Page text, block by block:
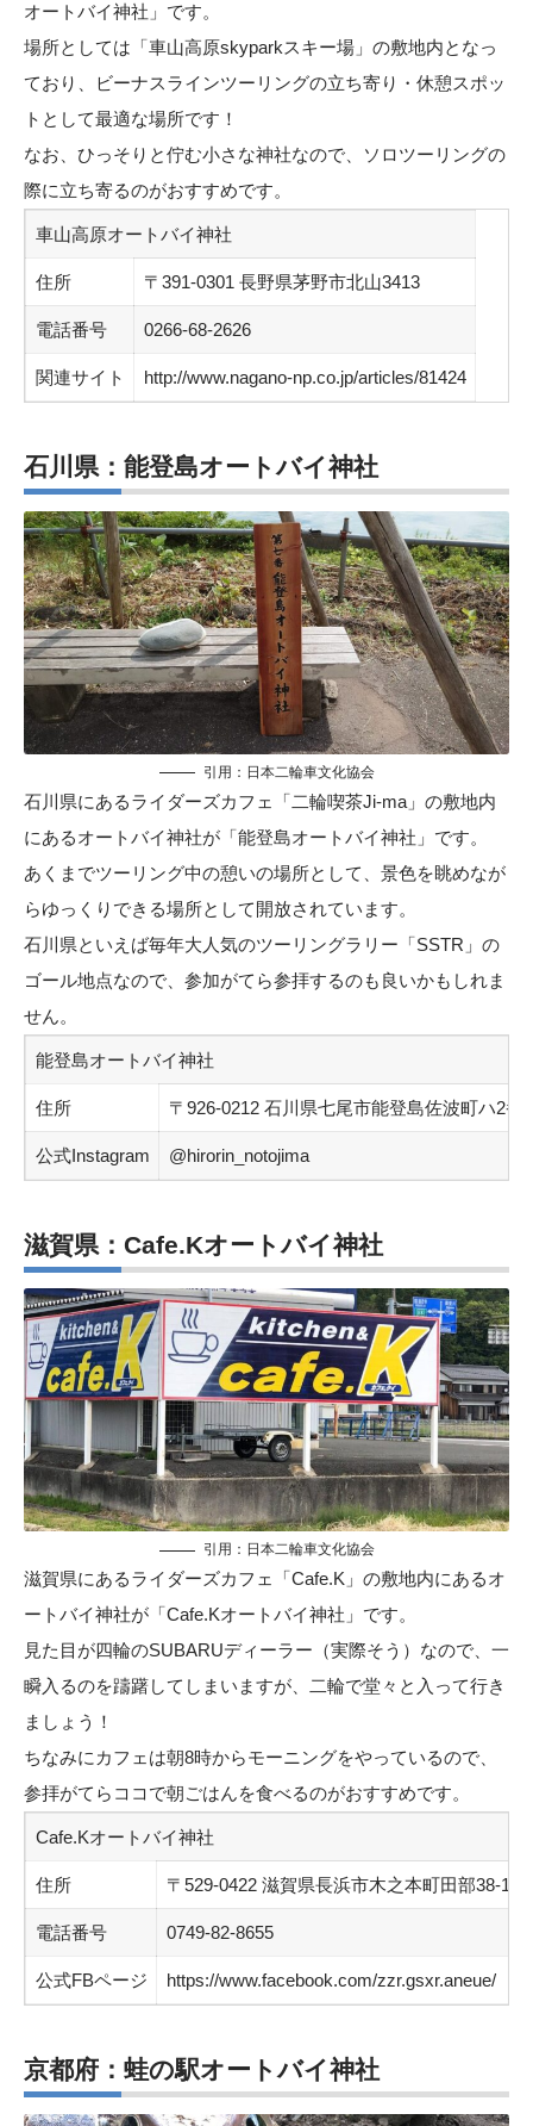
オートバイ神社」です。
場所としては「車山高原skyparkスキー場」の敷地内となっ
ており、ビーナスラインツーリングの立ち寄り・休憩スポッ
トとして最適な場所です！
なお、ひっそりと佇む小さな神社なので、ソロツーリングの
際に立ち寄るのがおすすめです。
車山高原オートバイ神社
住所 〒391-0301 長野県茅野市北山3413
電話番号 0266-68-2626
関連サイト http://www.nagano-np.co.jp/articles/81424
石川県：能登島オートバイ神社
引用： 日本二輪車文化協会
石川県にあるライダーズカフェ「二輪喫茶Ji-ma」の敷地内
にあるオートバイ神社が「能登島オートバイ神社」です。
あくまでツーリング中の憩いの場所として、景色を眺めなが
らゆっくりできる場所として開放されています。
石川県といえば毎年大人気のツーリングラリー「SSTR」の
ゴール地点なので、参加がてら参拝するのも良いかもしれま
せん。
能登島オートバイ神社
住所 〒926-0212 石川県七尾市能登島佐波町ハ2番
公式Instagram @hirorin_notojima
滋賀県：Cafe.Kオートバイ神社
引用： 日本二輪車文化協会
滋賀県にあるライダーズカフェ「Cafe.K」の敷地内にあるオ
ートバイ神社が「Cafe.Kオートバイ神社」です。
見た目が四輪のSUBARUディーラー（実際そう）なので、一
瞬入るのを躊躇してしまいますが、二輪で堂々と入って行き
ましょう！
ちなみにカフェは朝8時からモーニングをやっているので、
参拝がてらココで朝ごはんを食べるのがおすすめです。
Cafe.Kオートバイ神社
住所 〒529-0422 滋賀県長浜市木之本町田部38-1
電話番号 0749-82-8655
公式FBページ https://www.facebook.com/zzr.gsxr.aneue/
京都府：蛙の駅オートバイ神社